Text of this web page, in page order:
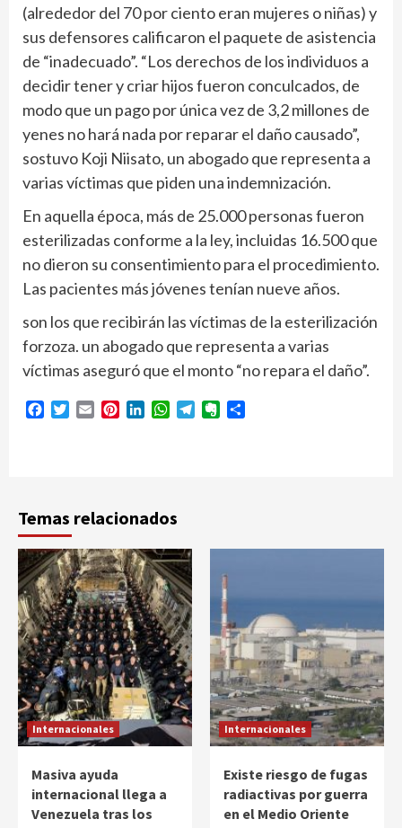
(alrededor del 70 por ciento eran mujeres o niñas) y
sus defensores calificaron el paquete de asistencia
de “inadecuado”. “Los derechos de los individuos a
decidir tener y criar hijos fueron conculcados, de
modo que un pago por única vez de 3,2 millones de
yenes no hará nada por reparar el daño causado”,
sostuvo Koji Niisato, un abogado que representa a
varias víctimas que piden una indemnización.
En aquella época, más de 25.000 personas fueron
esterilizadas conforme a la ley, incluidas 16.500 que
no dieron su consentimiento para el procedimiento.
Las pacientes más jóvenes tenían nueve años.
son los que recibirán las víctimas de la esterilización
forzoza. un abogado que representa a varias
víctimas aseguró que el monto “no repara el daño”.
Facebook
Twitter
Email PinterestLinkedInWhatsApp
TelegramEvernote
Temas relacionados
Internacionales
Masiva ayuda
internacional llega a
Venezuela tras los
Internacionales
Existe riesgo de fugas
radiactivas por guerra
en el Medio Oriente